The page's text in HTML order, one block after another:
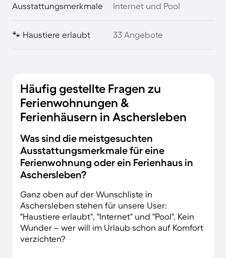
Ausstattungsmerkmale
Internet und Pool
🐾 Haustiere erlaubt 33 Angebote
Häufig gestellte Fragen zu
Ferienwohnungen &
Ferienhäusern in Aschersleben
Was sind die meistgesuchten
Ausstattungsmerkmale für eine
Ferienwohnung oder ein Ferienhaus in
Aschersleben?
Ganz oben auf der Wunschliste in
Aschersleben stehen für unsere User:
"Haustiere erlaubt", "Internet" und "Pool". Kein
Wunder – wer will im Urlaub schon auf Komfort
verzichten?